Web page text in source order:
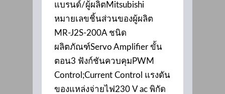
แบรนด์/ผู้ผลิตMitsubishi
หมายเลขชิ้นส่วนของผู้ผลิต
MR-J2S-200A ชนิด
ผลิตภัณฑ์Servo Amplifier ขั้น
ตอน3 ฟังก์ชันควบคุมPWM
Control;Current Control แรงดัน
ของแหล่งจ่ายไฟ230 V ac พิกัด